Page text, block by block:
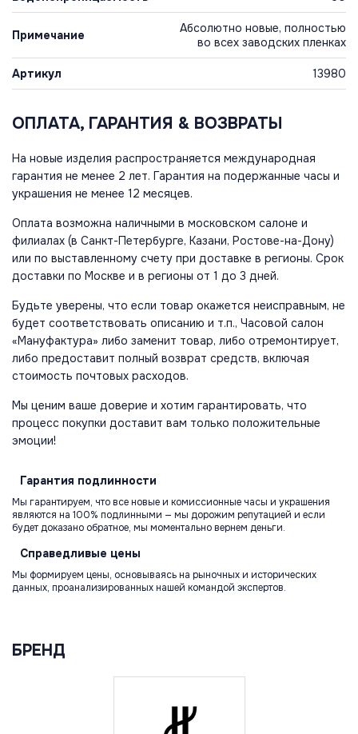
Примечание
Абсолютно новые, полностью
во всех заводских пленках
Артикул 13980
ОПЛАТА, ГАРАНТИЯ & ВОЗВРАТЫ
На новые изделия распространяется международная
гарантия не менее 2 лет. Гарантия на подержанные часы и
украшения не менее 12 месяцев.
Оплата возможна наличными в московском салоне и
филиалах (в Санкт-Петербурге, Казани, Ростове-на-Дону)
или по выставленному счету при доставке в регионы. Срок
доставки по Москве и в регионы от 1 до 3 дней.
Будьте уверены, что если товар окажется неисправным, не
будет соответствовать описанию и т.п., Часовой салон
«Мануфактура» либо заменит товар, либо отремонтирует,
либо предоставит полный возврат средств, включая
стоимость почтовых расходов.
Мы ценим ваше доверие и хотим гарантировать, что
процесс покупки доставит вам только положительные
эмоции!
Гарантия подлинности
Мы гарантируем, что все новые и комиссионные часы и украшения
являются на 100% подлинными — мы дорожим репутацией и если
будет доказано обратное, мы моментально вернем деньги.
Справедливые цены
Мы формируем цены, основываясь на рыночных и исторических
данных, проанализированных нашей командой экспертов.
БРЕНД